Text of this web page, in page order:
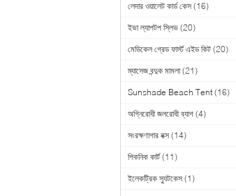
লেদার ওয়ালেট কার্ড কেস (16)
ইভা ল্যাপটপ স্লিভ (20)
মেডিকেল গ্রেড ফার্স্ট এইড কিট (20)
ম্যাসেজ বন্দুক মামলা (21)
Sunshade Beach Tent (16)
অগ্নিরোধী জলরোধী ব্যাগ (4)
সংরক্ষণাগার বক্স (14)
পিকনিক কার্ট (11)
ইলেকট্রিক স্যুটকেস (1)